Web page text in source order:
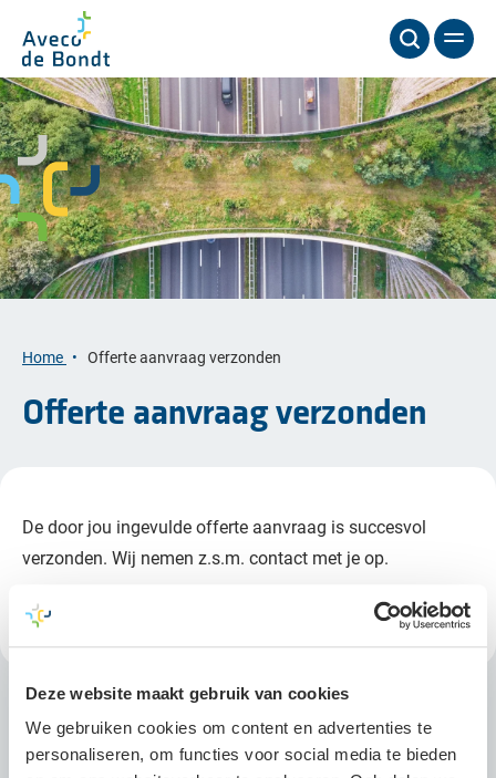
Deze website maakt gebruik van cookies
We gebruiken cookies om content en advertenties te
personaliseren, om functies voor social media te bieden
Home Offerte aanvraag verzonden
Offerte aanvraag verzonden
De door jou ingevulde offerte aanvraag is succesvol
verzonden. Wij nemen z.s.m. contact met je op.